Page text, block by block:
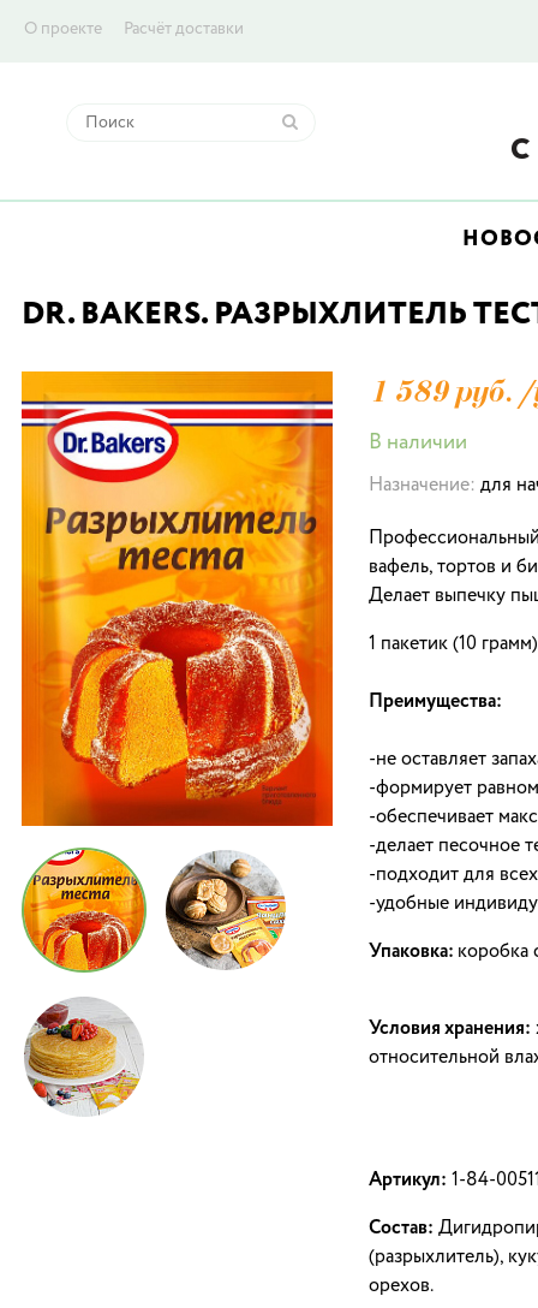
О проекте Расчёт доставки
DR. BAKERS. РАЗРЫХЛИТЕЛЬ
1 589 руб./
В наличии
Назначение: для
вафель, тортов и
Делает выпечку
1 пакетик (10
Преимущества:
-не оставляет
-формирует
-обеспечивает
-делает песочное
-подходит для
-удобные
Упаковка: коробка
Условия хранения:
относительной
Артикул: 1-84-
Состав:
(разрыхлитель),
орехов.